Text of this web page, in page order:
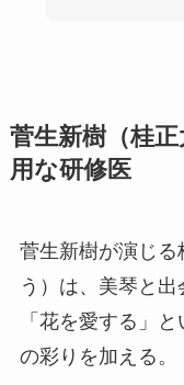
菅生新樹（桂
用な研修医
菅生新樹が演じる
う）は、美琴と出
「花を愛する」
の彩りを加える。